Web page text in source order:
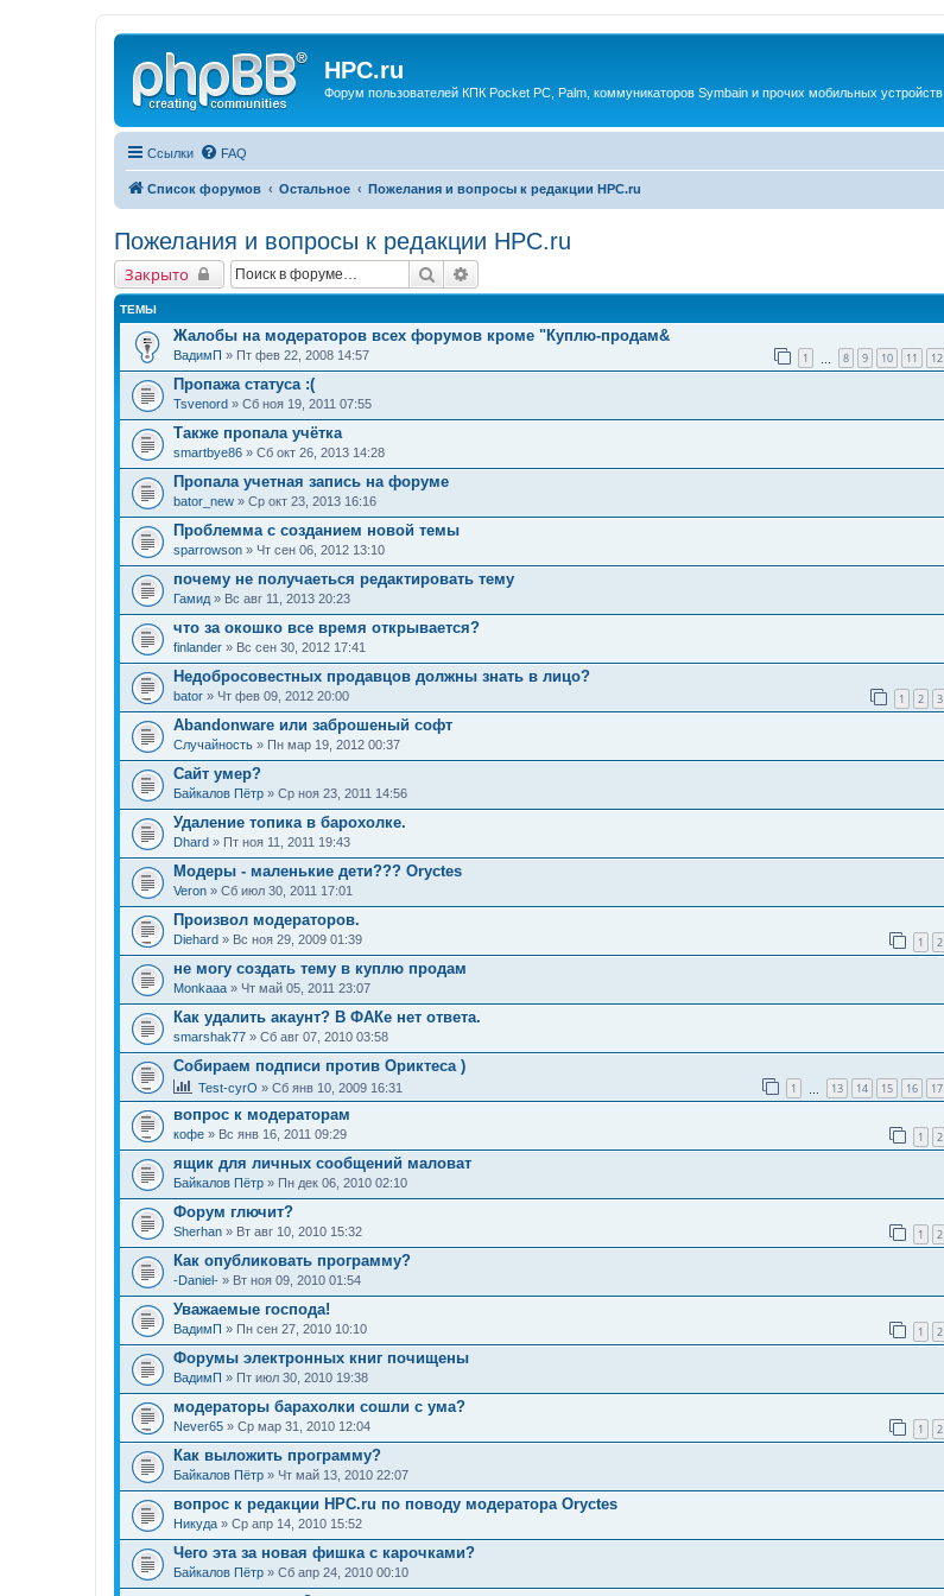
HPC.ru
Форум пользователей КПК Pocket PC, Palm, коммуникаторов Symbain и прочих мобильных устройств
Ссылки FAQ
Список форумов Остальное Пожелания и вопросы к редакции HPC.ru
Пожелания и вопросы к редакции HPC.ru
Закрыто Поиск
ТЕМЫ
Жалобы на модераторов всех форумов кроме "Куплю-продам&
ВадимП » Пт фев 22, 2008 14:57 1 8 9 10 11 12
Пропажа статуса :(
Tsvenord » Сб ноя 19, 2011 07:55
Также пропала учётка
smartbye86 » Сб окт 26, 2013 14:28
Пропала учетная запись на форуме
bator_new » Ср окт 23, 2013 16:16
Проблемма с созданием новой темы
sparrowson » Чт сен 06, 2012 13:10
почему не получаеться редактировать тему
Гамид » Вс авг 11, 2013 20:23
что за окошко все время открывается?
finlander » Вс сен 30, 2012 17:41
Недобросовестных продавцов должны знать в лицо?
bator » Чт фев 09, 2012 20:00 1 2 3
Abandonware или заброшеный софт
Случайность » Пн мар 19, 2012 00:37
Сайт умер?
Байкалов Пётр » Ср ноя 23, 2011 14:56
Удаление топика в барохолке.
Dhard » Пт ноя 11, 2011 19:43
Модеры - маленькие дети??? Oryctes
Veron » Сб июл 30, 2011 17:01
Произвол модераторов.
Diehard » Вс ноя 29, 2009 01:39 1 2
не могу создать тему в куплю продам
Monkaaa » Чт май 05, 2011 23:07
Как удалить акаунт? В ФАКе нет ответа.
smarshak77 » Сб авг 07, 2010 03:58
Собираем подписи против Ориктеса )
Test-cyrO » Сб янв 10, 2009 16:31 1 13 14 15 16 17
вопрос к модераторам
кофе » Вс янв 16, 2011 09:29 1 2
ящик для личных сообщений маловат
Байкалов Пётр » Пн дек 06, 2010 02:10
Форум глючит?
Sherhan » Вт авг 10, 2010 15:32 1 2
Как опубликовать программу?
-Daniel- » Вт ноя 09, 2010 01:54
Уважаемые господа!
ВадимП » Пн сен 27, 2010 10:10 1 2
Форумы электронных книг почищены
ВадимП » Пт июл 30, 2010 19:38
модераторы барахолки сошли с ума?
Never65 » Ср мар 31, 2010 12:04 1 2
Как выложить программу?
Байкалов Пётр » Чт май 13, 2010 22:07
вопрос к редакции HPC.ru по поводу модератора Oryctes
Никуда » Ср апр 14, 2010 15:52
Чего эта за новая фишка с карочками?
Байкалов Пётр » Сб апр 24, 2010 00:10